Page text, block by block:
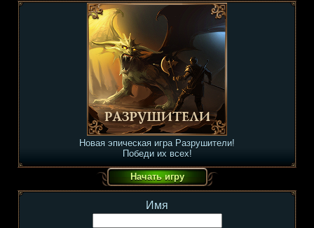
Новая эпическая игра Разрушители!
Победи их всех!
Имя